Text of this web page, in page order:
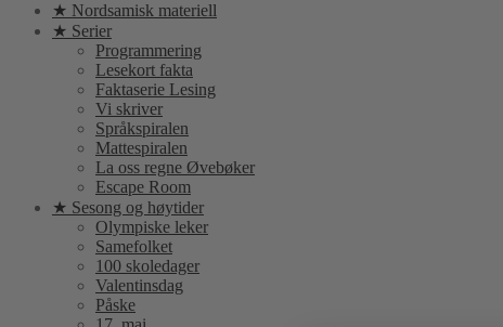
★ Nordsamisk materiell
★ Serier
Programmering
Lesekort fakta
Faktaserie Lesing
Vi skriver
Språkspiralen
Mattespiralen
La oss regne Øvebøker
Escape Room
★ Sesong og høytider
Olympiske leker
Samefolket
100 skoledager
Valentinsdag
Påske